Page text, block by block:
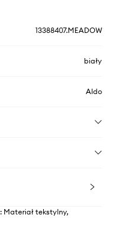
13388407.MEADOW
biały
Aldo
Materiał tekstylny,